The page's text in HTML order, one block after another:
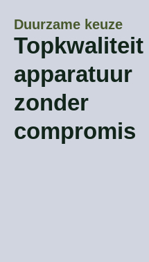
Duurzame keuze
Topkwaliteit
apparatuur
zonder
compromis